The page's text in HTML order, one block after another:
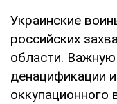
Украинские
российских
области.
денацификации
оккупационного